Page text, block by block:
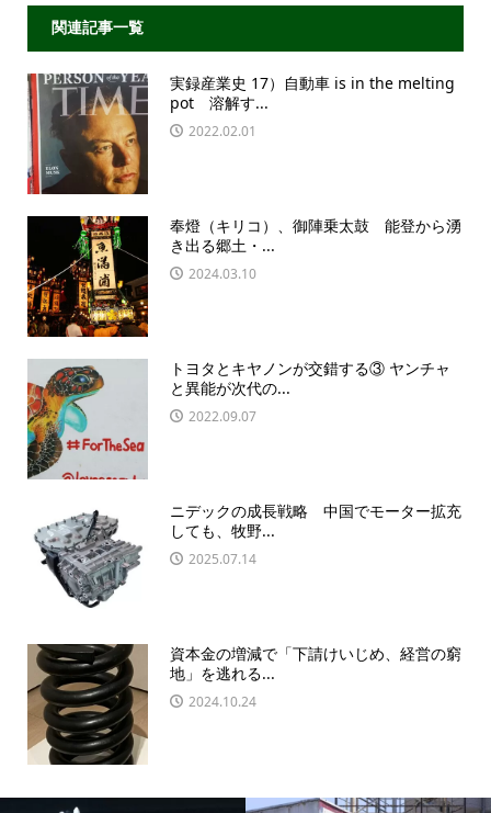
関連記事一覧
実録産業史 17）自動車 is in the melting
pot 溶解す...
2022.02.01
奉燈（キリコ）、御陣乗太鼓 能登から湧
き出る郷土・...
2024.03.10
トヨタとキヤノンが交錯する③ ヤンチャ
と異能が次代の...
2022.09.07
ニデックの成長戦略 中国でモーター拡充
しても、牧野...
2025.07.14
資本金の増減で「下請けいじめ、経営の窮
地」を逃れる...
2024.10.24